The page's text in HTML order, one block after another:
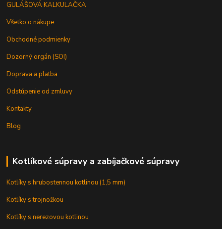
GULÁŠOVÁ KALKULAČKA
Všetko o nákupe
Obchodné podmienky
Dozorný orgán (SOI)
Doprava a platba
Odstúpenie od zmluvy
Kontakty
Blog
Kotlíkové súpravy a zabíjačkové súpravy
Kotlíky s hrubostennou kotlinou (1,5 mm)
Kotlíky s trojnožkou
Kotlíky s nerezovou kotlinou